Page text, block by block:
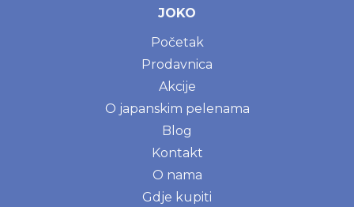
JOKO
Početak
Prodavnica
Akcije
O japanskim pelenama
Blog
Kontakt
O nama
Gdje kupiti